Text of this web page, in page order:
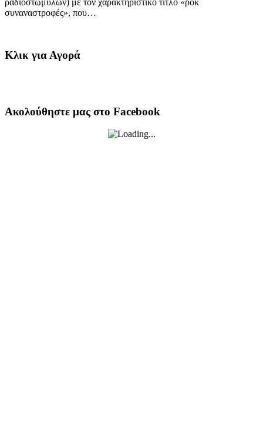
συναναστροφές», που…
Κλικ για Αγορά
Ακολούθηστε μας στο Facebook